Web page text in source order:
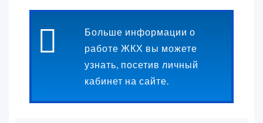
Больше информации о
работе ЖКХ вы можете
узнать, посетив личный
кабинет на сайте.